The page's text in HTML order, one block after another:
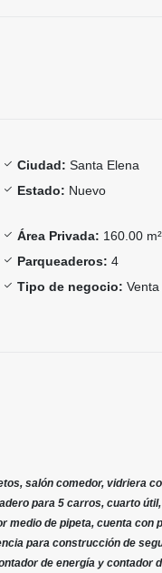
Ciudad: Santa Elena
Estado: Nuevo
Área Privada: 160.00 m²
Parqueaderos: 4
Tipo de negocio: Venta
salón comedor, vidriera
para 5 carros, cuarto útil,
medio de pipeta, cuenta con
para construcción de
de energía y contador